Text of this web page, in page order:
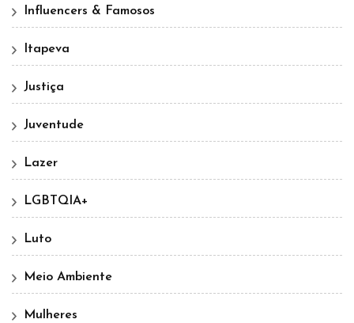
Influencers & Famosos
Itapeva
Justiça
Juventude
Lazer
LGBTQIA+
Luto
Meio Ambiente
Mulheres